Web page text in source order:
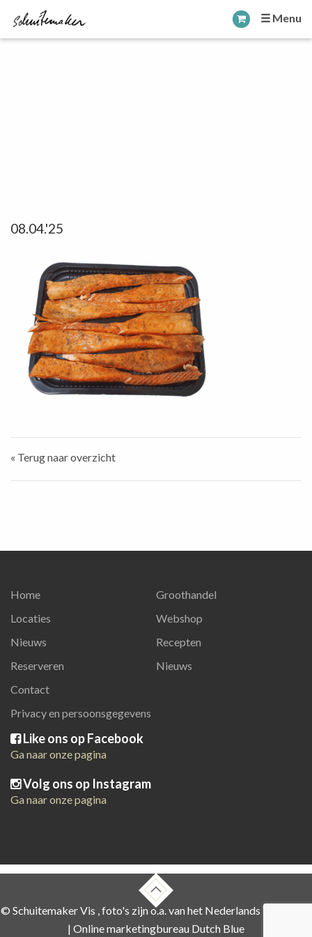
☰ Menu
08.04.'25
« Terug naar overzicht
Home
Locaties
Nieuws
Reserveren
Contact
Privacy en persoonsgegevens
Groothandel
Webshop
Recepten
Nieuws
Like ons op Facebook
Ga naar onze pagina
Volg ons op Instagram
Ga naar onze pagina
© Schuitemaker Vis , foto's zijn o.a. van het Nederlands Visbureau
| Online marketingbureau Dutch Blue